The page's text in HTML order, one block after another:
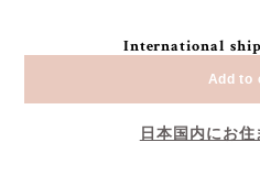
International
Add to
日本国内にお